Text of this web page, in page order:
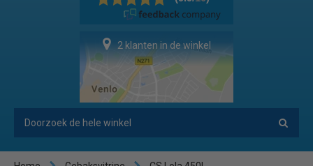
2 klanten in de winkel